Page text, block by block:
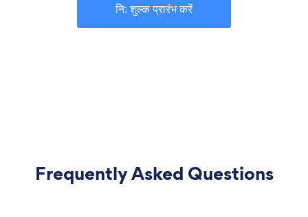
नि: शुल्क प्रारंभ करें
Frequently Asked Questions